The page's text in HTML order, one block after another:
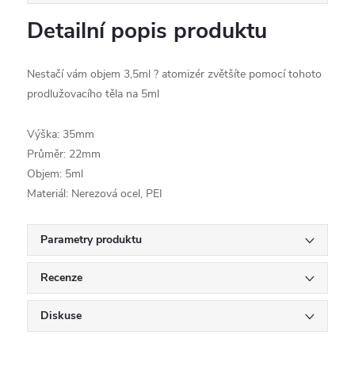
Detailní popis produktu
Nestačí vám objem 3,5ml ? atomizér zvětšíte pomocí tohoto
prodlužovacího těla na 5ml
Výška: 35mm
Průměr: 22mm
Objem: 5ml
Materiál: Nerezová ocel, PEI
Parametry produktu
Recenze
Diskuse